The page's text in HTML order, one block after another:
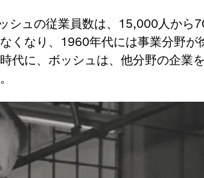
シュの従業員数は、15,000人から
くなり、1960年代には事業分野
代に、ボッシュは、他分野の企業